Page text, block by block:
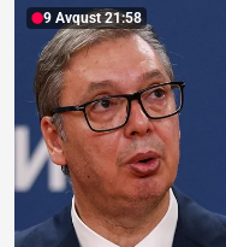
9 Avqust 21:58